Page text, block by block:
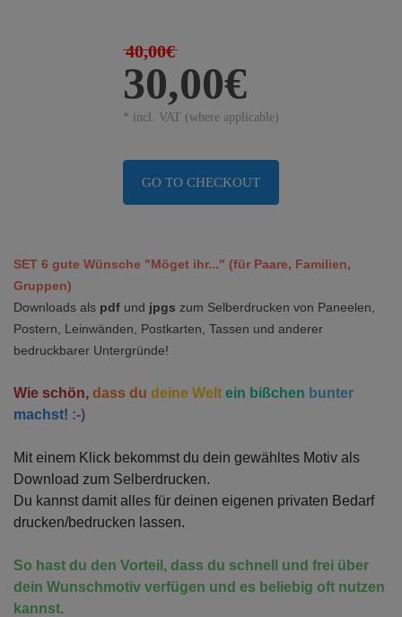
40,00€
30,00€
* incl. VAT (where applicable)
GO TO CHECKOUT
SET 6 gute Wünsche "Möget ihr..." (für Paare, Familien,
Gruppen)
Downloads als pdf und jpgs zum Selberdrucken von Paneelen,
Postern, Leinwänden, Postkarten, Tassen und anderer
bedruckbarer Untergründe!
Wie schön, dass du deine Welt ein bißchen bunter
machst! :-)
Mit einem Klick bekommst du dein gewähltes Motiv als
Download zum Selberdrucken.
Du kannst damit alles für deinen eigenen privaten Bedarf
drucken/bedrucken lassen.
So hast du den Vorteil, dass du schnell und frei über
dein Wunschmotiv verfügen und es beliebig oft nutzen
kannst.